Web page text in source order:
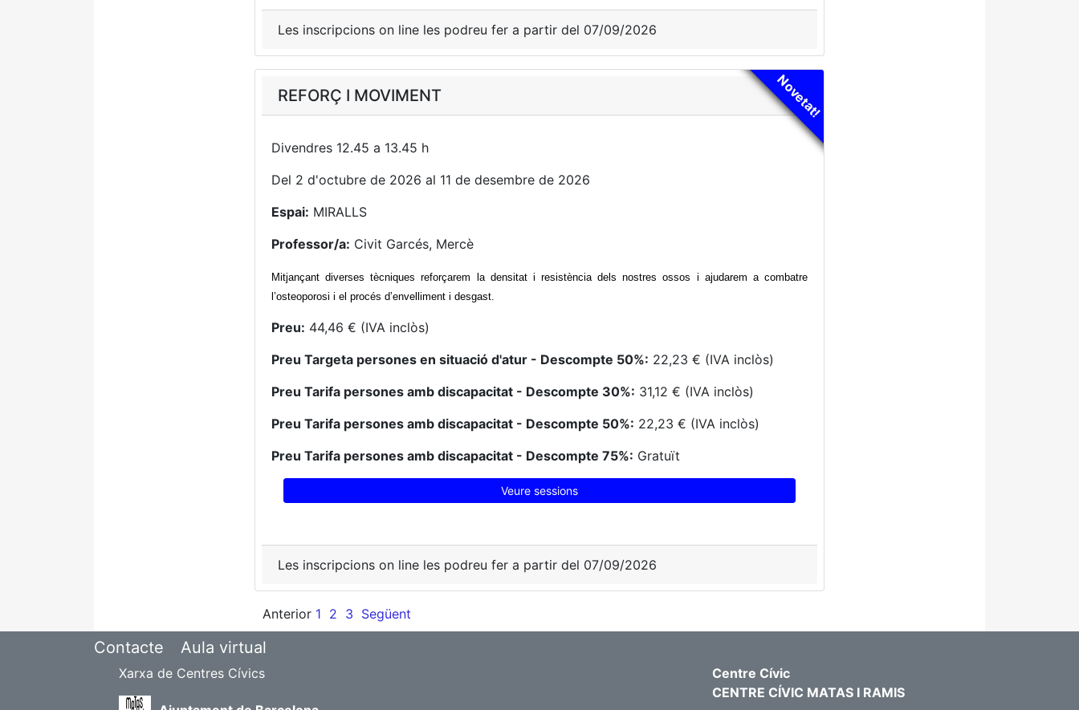
Les inscripcions on line les podreu fer a partir del 07/09/2026
Novetat!
REFORÇ I MOVIMENT
Divendres 12.45 a 13.45 h
Del 2 d'octubre de 2026 al 11 de desembre de 2026
Espai: MIRALLS
Professor/a: Civit Garcés, Mercè
Mitjançant diverses tècniques reforçarem la densitat i resistència dels nostres ossos i ajudarem a combatre
l’osteoporosi i el procés d’envelliment i desgast.
Preu: 44,46 € (IVA inclòs)
Preu Targeta persones en situació d'atur - Descompte 50%: 22,23 € (IVA inclòs)
Preu Tarifa persones amb discapacitat - Descompte 30%: 31,12 € (IVA inclòs)
Preu Tarifa persones amb discapacitat - Descompte 50%: 22,23 € (IVA inclòs)
Preu Tarifa persones amb discapacitat - Descompte 75%: Gratuït
Veure sessions
Les inscripcions on line les podreu fer a partir del 07/09/2026
Anterior 1 2 3 Següent
Contacte Aula virtual
Xarxa de Centres Cívics
Centre Cívic
CENTRE CÍVIC MATAS I RAMIS